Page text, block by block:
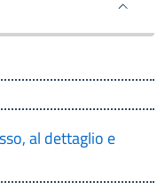
al dettaglio e